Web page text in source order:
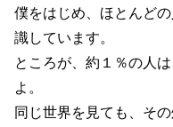
僕をはじめ、ほとんど
識しています。
ところが、約１％の人
よ。
同じ世界を見ても、そ